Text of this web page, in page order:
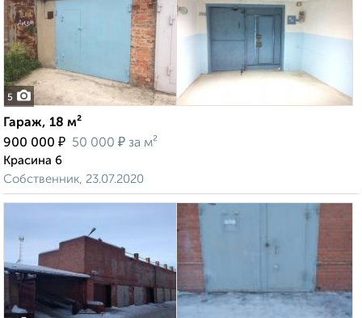
5
Гараж, 18 м²
900 000 ₽ 50 000 ₽ за м²
Красина 6
Собственник, 23.07.2020